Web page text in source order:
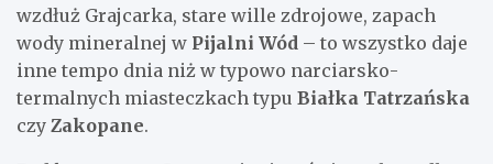
wzdłuż Grajcarka, stare wille zdrojowe, zapach
wody mineralnej w Pijalni Wód – to wszystko daje
inne tempo dnia niż w typowo narciarsko-
termalnych miasteczkach typu Białka Tatrzańska
czy Zakopane.